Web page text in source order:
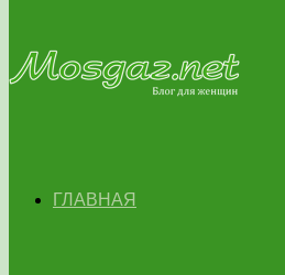
ГЛАВНАЯ